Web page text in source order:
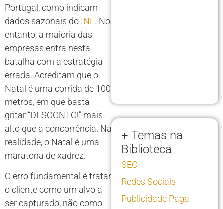
Portugal, como indicam
dados sazonais do INE. No
entanto, a maioria das
empresas entra nesta
batalha com a estratégia
errada. Acreditam que o
Natal é uma corrida de 100
metros, em que basta
gritar “DESCONTO!” mais
alto que a concorrência. Na
realidade, o Natal é uma
maratona de xadrez.
O erro fundamental é tratar
o cliente como um alvo a
ser capturado, não como
+ Temas na
Biblioteca
SEO
Redes Sociais
Publicidade Paga